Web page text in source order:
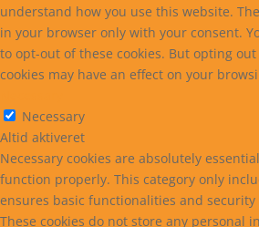
understand how you use this website.
in your browser only with your consent.
to opt-out of these cookies. But opting
cookies may have an effect on your
Necessary
Altid aktiveret
Necessary cookies are absolutely
function properly. This category only
ensures basic functionalities and
These cookies do not store any personal